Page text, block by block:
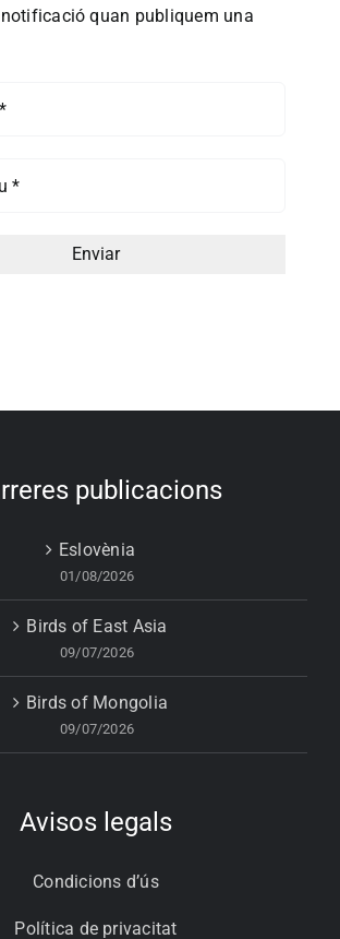
quan publiquem una
publicacions
Eslovènia
01/08/2026
Birds of East Asia
09/07/2026
Birds of Mongolia
09/07/2026
Avisos legals
Condicions d’ús
Política de privacitat